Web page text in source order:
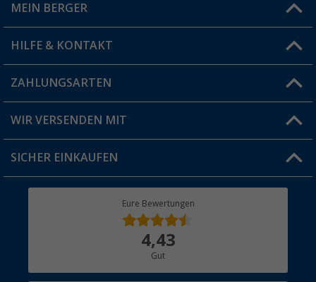
Filiale finden
MEIN BERGER
Vorteilskarte
Blog
Jobs & Karriere
HILFE & KONTAKT
FAQ & Kontakt
Versandinformationen
Rücksendung
ZAHLUNGSARTEN
WIR VERSENDEN MIT
SICHER EINKAUFEN
Eure Bewertungen
4,43
Gut